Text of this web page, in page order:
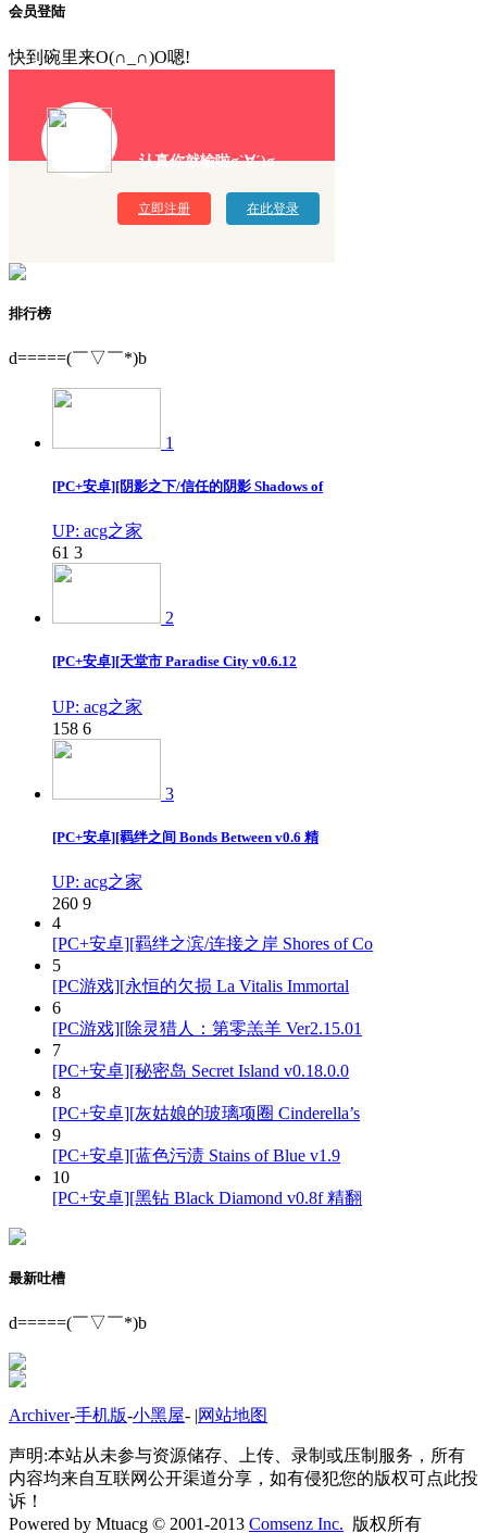
会员登陆
快到碗里来O(∩_∩)O嗯!
认真你就输啦σ`∀´)σ
立即注册 在此登录
排行榜
d=====(￣▽￣*)b
1
[PC+安卓][阴影之下/信任的阴影 Shadows of
UP: acg之家
61 3
2
[PC+安卓][天堂市 Paradise City v0.6.12
UP: acg之家
158 6
3
[PC+安卓][羁绊之间 Bonds Between v0.6 精
UP: acg之家
260 9
4
[PC+安卓][羁绊之滨/连接之岸 Shores of Co
5
[PC游戏][永恒的欠损 La Vitalis Immortal
6
[PC游戏][除灵猎人：第零羔羊 Ver2.15.01
7
[PC+安卓][秘密岛 Secret Island v0.18.0.0
8
[PC+安卓][灰姑娘的玻璃项圈 Cinderella’s
9
[PC+安卓][蓝色污渍 Stains of Blue v1.9
10
[PC+安卓][黑钻 Black Diamond v0.8f 精翻
最新吐槽
d=====(￣▽￣*)b
Archiver-手机版-小黑屋- |网站地图
声明:本站从未参与资源储存、上传、录制或压制服务，所有
内容均来自互联网公开渠道分享，如有侵犯您的版权可点此投
诉！
Powered by Mtuacg © 2001-2013 Comsenz Inc. 版权所有